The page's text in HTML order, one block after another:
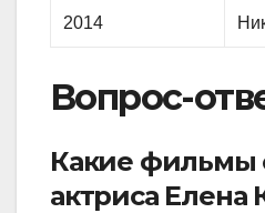
2014
Вопрос-
Какие фильмы
актриса Елена